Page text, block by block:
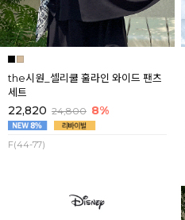
the시원_셀리쿨 훌라인 와이드 팬츠
세트
22,820 24,800 8%
F(44-77)